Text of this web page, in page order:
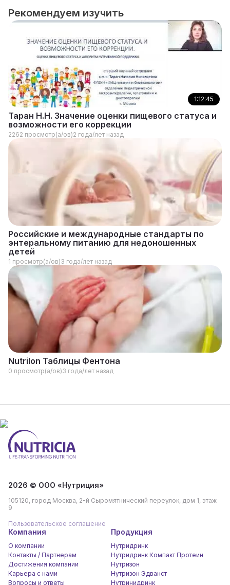
Рекомендуем изучить
1:12:45
Таран Н.Н. Значение оценки пищевого статуса и
возможности его коррекции
2262 просмотр(а/ов)2 года/лет назад
Российские и международные стандарты по
энтеральному питанию для недоношенных
детей
1 просмотр(а/ов)3 года/лет назад
Nutrilon Таблицы Фентона
0 просмотр(а/ов)3 года/лет назад
2026 © ООО «Нутриция»
105120, город Москва, 2-й Сыромятнический переулок, дом 1, этаж
9
Пользовательское соглашение
Компания
О компании
Контакты / Партнерам
Достижения компании
Карьера c нами
Вопросы и ответы
Продукция
Нутридринк
Нутридринк Компакт Протеин
Нутризон
Нутризон Эдванст
Нутринидринк